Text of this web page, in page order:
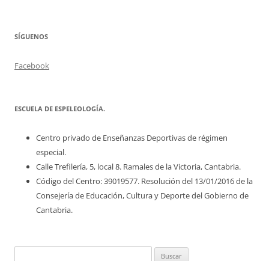
SÍGUENOS
Facebook
ESCUELA DE ESPELEOLOGÍA.
Centro privado de Enseñanzas Deportivas de régimen
especial.
Calle Trefilería, 5, local 8. Ramales de la Victoria, Cantabria.
Código del Centro: 39019577. Resolución del 13/01/2016 de la
Consejería de Educación, Cultura y Deporte del Gobierno de
Cantabria.